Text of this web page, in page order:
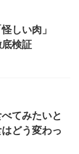
しい肉」
検証
てみたいと
どう変わっ